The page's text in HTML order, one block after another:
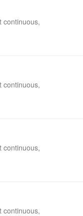
continuous,
continuous,
continuous,
continuous,